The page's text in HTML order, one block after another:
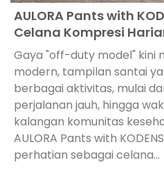
AULORA Pants with
Celana Kompresi
Gaya "off-duty model" kini
modern, tampilan santai
berbagai aktivitas, mulai
perjalanan jauh, hingga
kalangan komunitas
AULORA Pants with
perhatian sebagai celana...